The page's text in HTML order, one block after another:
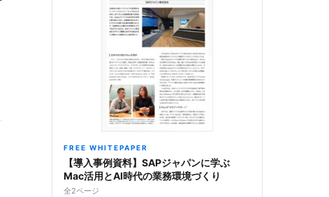
FREE WHITEPAPER
【導入事例資料】SAPジャパンに学ぶ
Mac活用とAI時代の業務環境づくり
全2ページ